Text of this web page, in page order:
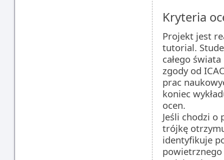
Kryteria
Projekt jest
tutorial.
całego
zgody od
prac
koniec
ocen.
Jeśli chodzi
trójkę
identyfikuje